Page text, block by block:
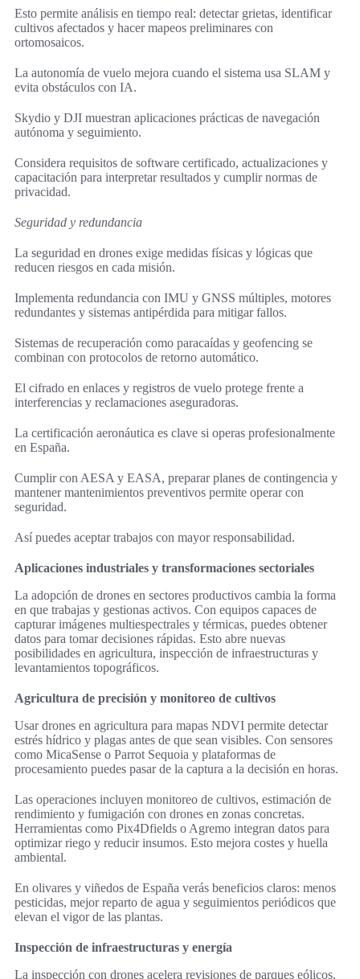
Esto permite análisis en tiempo real: detectar grietas, identificar
cultivos afectados y hacer mapeos preliminares con
ortomosaicos.
La autonomía de vuelo mejora cuando el sistema usa SLAM y
evita obstáculos con IA.
Skydio y DJI muestran aplicaciones prácticas de navegación
autónoma y seguimiento.
Considera requisitos de software certificado, actualizaciones y
capacitación para interpretar resultados y cumplir normas de
privacidad.
Seguridad y redundancia
La seguridad en drones exige medidas físicas y lógicas que
reducen riesgos en cada misión.
Implementa redundancia con IMU y GNSS múltiples, motores
redundantes y sistemas antipérdida para mitigar fallos.
Sistemas de recuperación como paracaídas y geofencing se
combinan con protocolos de retorno automático.
El cifrado en enlaces y registros de vuelo protege frente a
interferencias y reclamaciones aseguradoras.
La certificación aeronáutica es clave si operas profesionalmente
en España.
Cumplir con AESA y EASA, preparar planes de contingencia y
mantener mantenimientos preventivos permite operar con
seguridad.
Así puedes aceptar trabajos con mayor responsabilidad.
Aplicaciones industriales y transformaciones sectoriales
La adopción de drones en sectores productivos cambia la forma
en que trabajas y gestionas activos. Con equipos capaces de
capturar imágenes multiespectrales y térmicas, puedes obtener
datos para tomar decisiones rápidas. Esto abre nuevas
posibilidades en agricultura, inspección de infraestructuras y
levantamientos topográficos.
Agricultura de precisión y monitoreo de cultivos
Usar drones en agricultura para mapas NDVI permite detectar
estrés hídrico y plagas antes de que sean visibles. Con sensores
como MicaSense o Parrot Sequoia y plataformas de
procesamiento puedes pasar de la captura a la decisión en horas.
Las operaciones incluyen monitoreo de cultivos, estimación de
rendimiento y fumigación con drones en zonas concretas.
Herramientas como Pix4Dfields o Agremo integran datos para
optimizar riego y reducir insumos. Esto mejora costes y huella
ambiental.
En olivares y viñedos de España verás beneficios claros: menos
pesticidas, mejor reparto de agua y seguimientos periódicos que
elevan el vigor de las plantas.
Inspección de infraestructuras y energía
La inspección con drones acelera revisiones de parques eólicos,